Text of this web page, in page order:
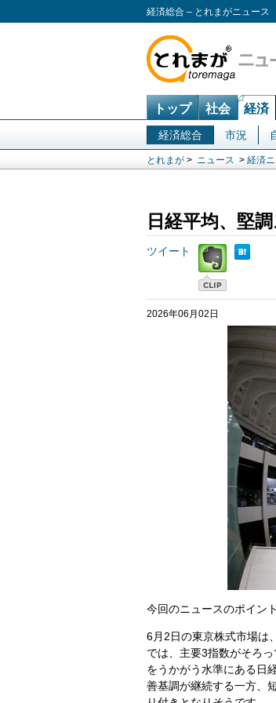
経済総合 – とれまがニュース
トップ 社会 経済
経済総合 市況
とれまが > ニュース > 経済
日経平均、堅
ツイート
2026年06月02日
今回のニュースのポイント
6月2日の東京株式市場は
では、主要3指数がそろ
をうかがう水準にある日
善基調が継続する一方、